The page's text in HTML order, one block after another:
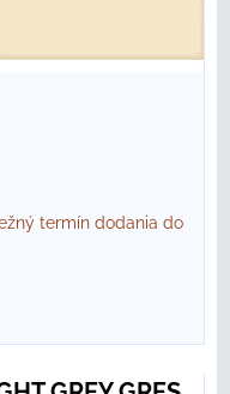
termín dodania do